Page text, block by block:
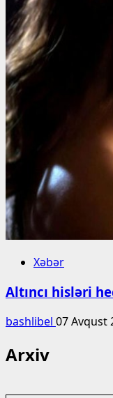
Xəbər
Altıncı hisləri
bashlibel 07 Avqust
Arxiv